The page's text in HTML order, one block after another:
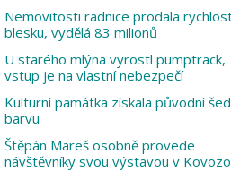
Nemovitosti radnice prodala
blesku, vydělá 83 milionů
U starého mlýna vyrostl pumptrack,
vstup je na vlastní nebezpečí
Kulturní památka získala původní
barvu
Štěpán Mareš osobně provede
návštěvníky svou výstavou v